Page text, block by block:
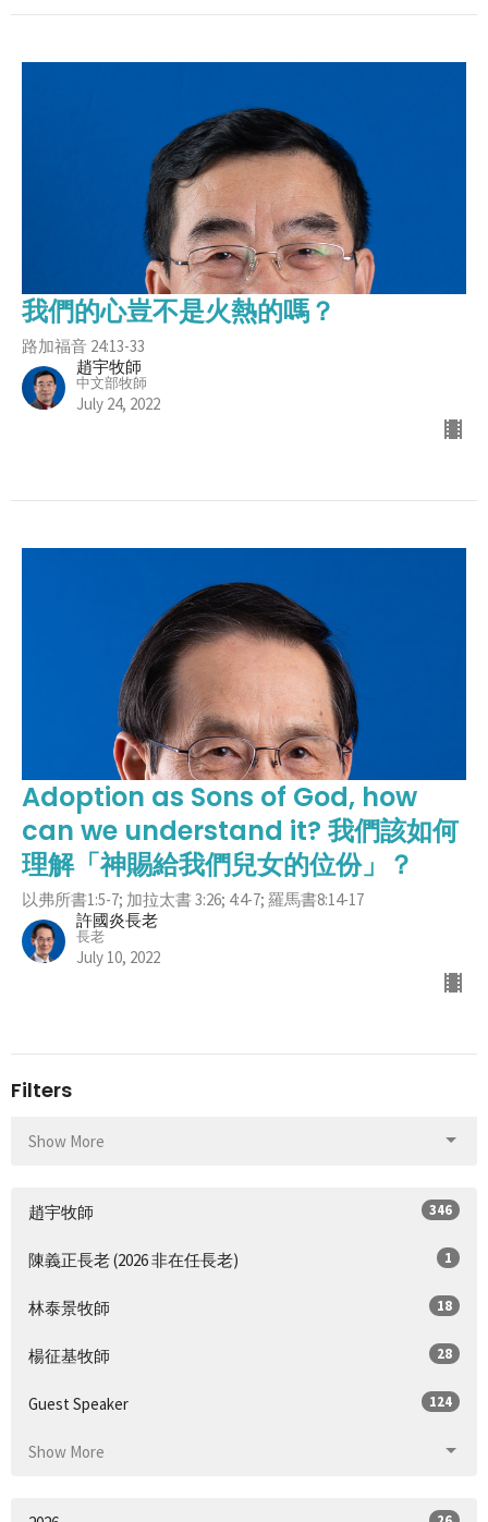
我們的心豈不是火熱的嗎？
路加福音 24:13-33
趙宇牧師
中文部牧師
July 24, 2022
Adoption as Sons of God, how
can we understand it? 我們該如何
理解「神賜給我們兒女的位份」？
以弗所書1:5-7; 加拉太書 3:26; 4:4-7; 羅馬書8:14-17
許國炎長老
長老
July 10, 2022
Filters
Show More
趙宇牧師 346
陳義正長老 (2026 非在任長老) 1
林泰景牧師 18
楊征基牧師 28
Guest Speaker 124
Show More